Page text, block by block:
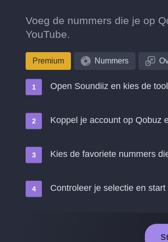
Voeg de nummers die je op
YouTube.
Premium Nummers
Open Soundiiz en kies de
Koppel je account op Qobuz
Kies de favoriete nummers
Controleer je selectie en